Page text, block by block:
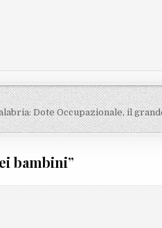
Dote Occupazionale, il
bambini”